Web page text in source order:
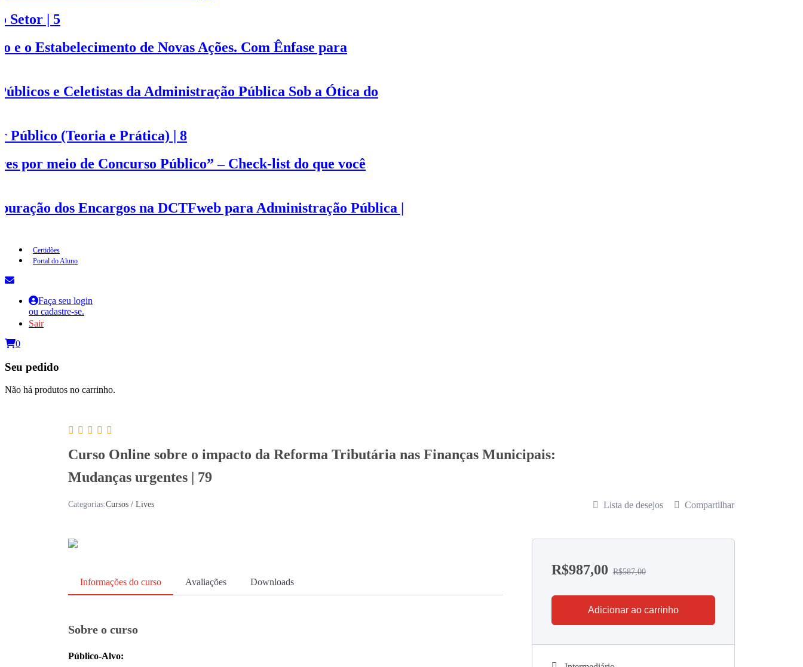
Setor | 5
o Estabelecimento de Novas Ações. Com Ênfase para
e Celetistas da Administração Pública Sob a Ótica do
Público (Teoria e Prática) | 8
por meio de Concurso Público” – Check-list do que você
dos Encargos na DCTFweb para Administração Pública |
Certidões
Portal do Aluno
Faça seu login
ou cadastre-se.
Sair
0
Seu pedido
Não há produtos no carrinho.
Curso Online sobre o impacto da Reforma Tributária nas Finanças Municipais:
Mudanças urgentes | 79
Categorias:Cursos / Lives Lista de desejos Compartilhar
Informações do curso Avaliações Downloads
Sobre o curso
Público-Alvo:
R$987,00 R$587,00
Adicionar ao carrinho